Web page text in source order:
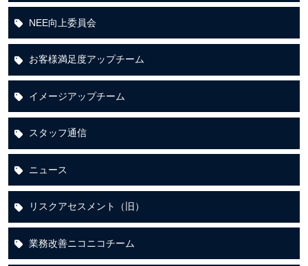
NEE向上委員会
お客様満足度アップチーム
イメージアップチーム
スタッフ通信
ニュース
リスクアセスメント（旧）
業務改善ニコニコチーム